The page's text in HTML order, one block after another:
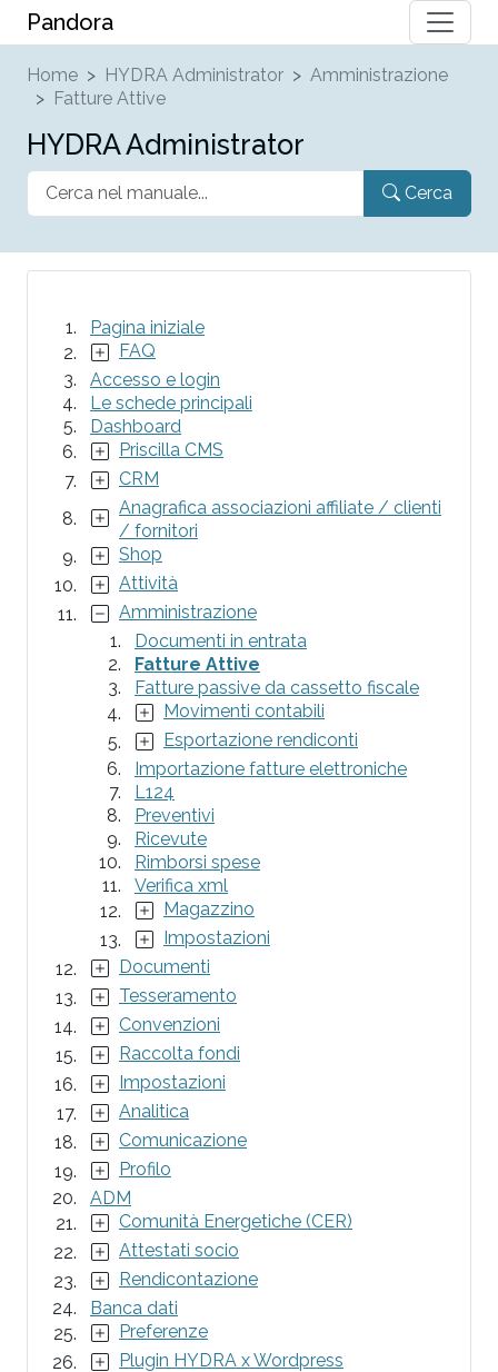
Pandora
Home HYDRA Administrator
Amministrazione
Fatture Attive
HYDRA Administrator
Cerca
Pagina iniziale
FAQ
Accesso e login
Le schede principali
Dashboard
Priscilla CMS
CRM
Anagrafica associazioni affiliate / clienti
/ fornitori
Shop
Attività
Amministrazione
Documenti in entrata
Fatture Attive
Fatture passive da cassetto fiscale
Movimenti contabili
Esportazione rendiconti
Importazione fatture elettroniche
L124
Preventivi
Ricevute
Rimborsi spese
Verifica xml
Magazzino
Impostazioni
Documenti
Tesseramento
Convenzioni
Raccolta fondi
Impostazioni
Analitica
Comunicazione
Profilo
ADM
Comunità Energetiche (CER)
Attestati socio
Rendicontazione
Banca dati
Preferenze
Plugin HYDRA x Wordpress